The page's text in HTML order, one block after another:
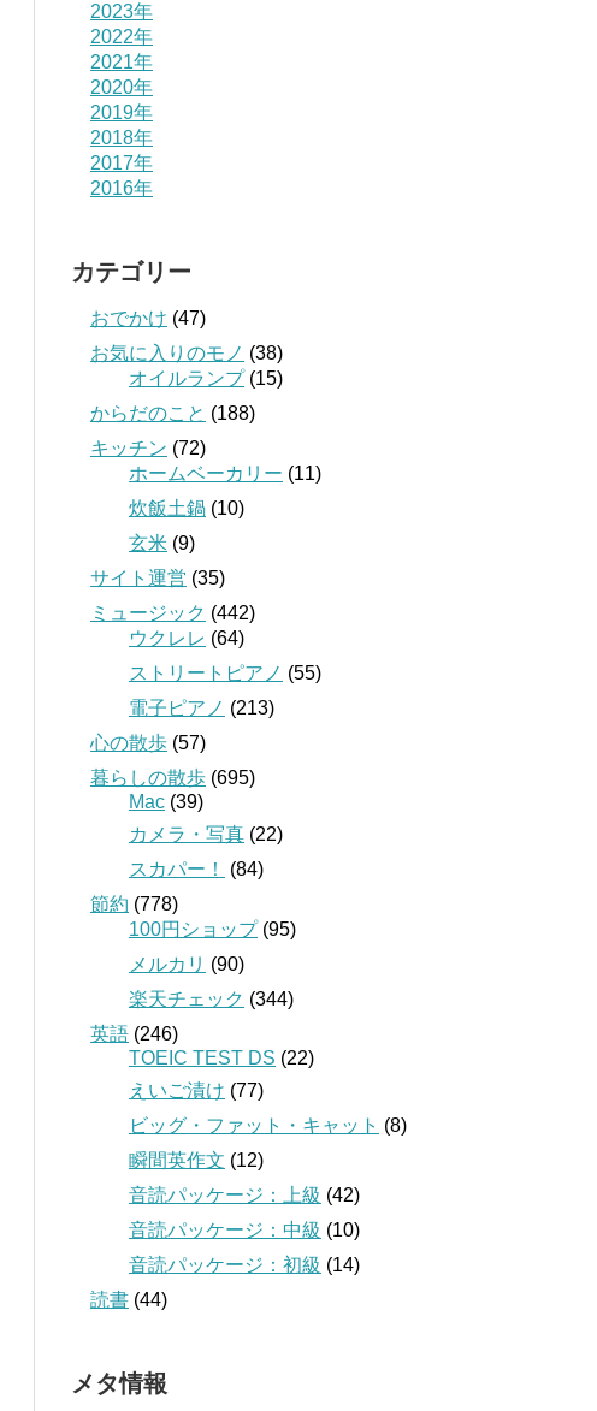
2023年
2022年
2021年
2020年
2019年
2018年
2017年
2016年
カテゴリー
おでかけ (47)
お気に入りのモノ (38)
オイルランプ(15)
からだのこと (188)
キッチン (72)
ホームベーカリー (11)
炊飯土鍋 (10)
玄米 (9)
サイト運営 (35)
ミュージック (442)
ウクレレ (64)
ストリートピアノ (55)
電子ピアノ (213)
心の散歩 (57)
暮らしの散歩 (695)
Mac (39)
カメラ・写真 (22)
スカパー！
(84)
節約 (778)
100円ショップ(95)
メルカリ (90)
楽天チェック (344)
英語 (246)
TOEIC TEST DS (22)
えいご漬け (77)
ビッグ・ファット・キャット (8)
瞬間英作文 (12)
音読パッケージ：上級 (42)
音読パッケージ：中級 (10)
音読パッケージ：初級 (14)
読書 (44)
メタ情報